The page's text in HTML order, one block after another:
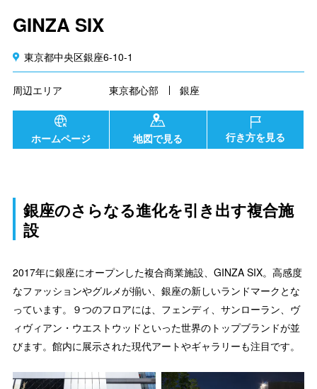
GINZA SIX
東京都中央区銀座6-10-1
周辺エリア 東京都心部 銀座
ホームページ 地図で見る 行き方を見る
銀座のさらなる進化を引き出す複合施
設
2017年に銀座にオープンした複合商業施設、GINZA SIX。高感度
なファッションやグルメが揃い、銀座の新しいランドマークとな
っています。９つのフロアには、フェンディ、サンローラン、ヴ
ィヴィアン・ウエストウッドといった世界のトップブランドが並
びます。館内に展示された現代アートやギャラリーも注目です。